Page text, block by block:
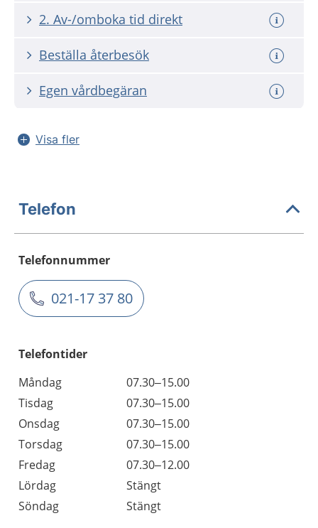
2. Av-/omboka tid direkt
Beställa återbesök
Egen vårdbegäran
Visa fler
Telefon
Telefonnummer
021-17 37 80
Telefontider
Måndag
07.30–15.00
Tisdag
07.30–15.00
Onsdag
07.30–15.00
Torsdag
07.30–15.00
Fredag
07.30–12.00
Lördag
Stängt
Söndag
Stängt